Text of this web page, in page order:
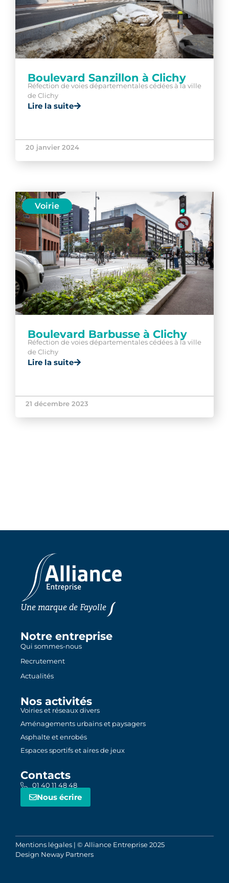
Boulevard Sanzillon à Clichy
Réfection de voies départementales cédées à la ville
de Clichy
Lire la suite
20 janvier 2024
Voirie
Boulevard Barbusse à Clichy
Réfection de voies départementales cédées à la ville
de Clichy
Lire la suite
21 décembre 2023
Une marque deFayolle
Notre entreprise
Qui sommes-nous
Recrutement
Actualités
Nos activités
Voiries et réseaux divers
Aménagements urbains et paysagers
Asphalte et enrobés
Espaces sportifs et aires de jeux
Contacts
01 40 11 48 48
Nous écrire
Mentions légales | © Alliance Entreprise 2025
Design Neway Partners